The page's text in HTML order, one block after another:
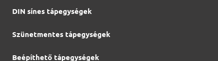
DIN sínes tápegységek
Szünetmentes tápegységek
Beépíthető tápegységek